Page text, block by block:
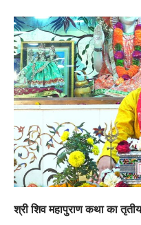
श्री शिव महापुराण कथा का